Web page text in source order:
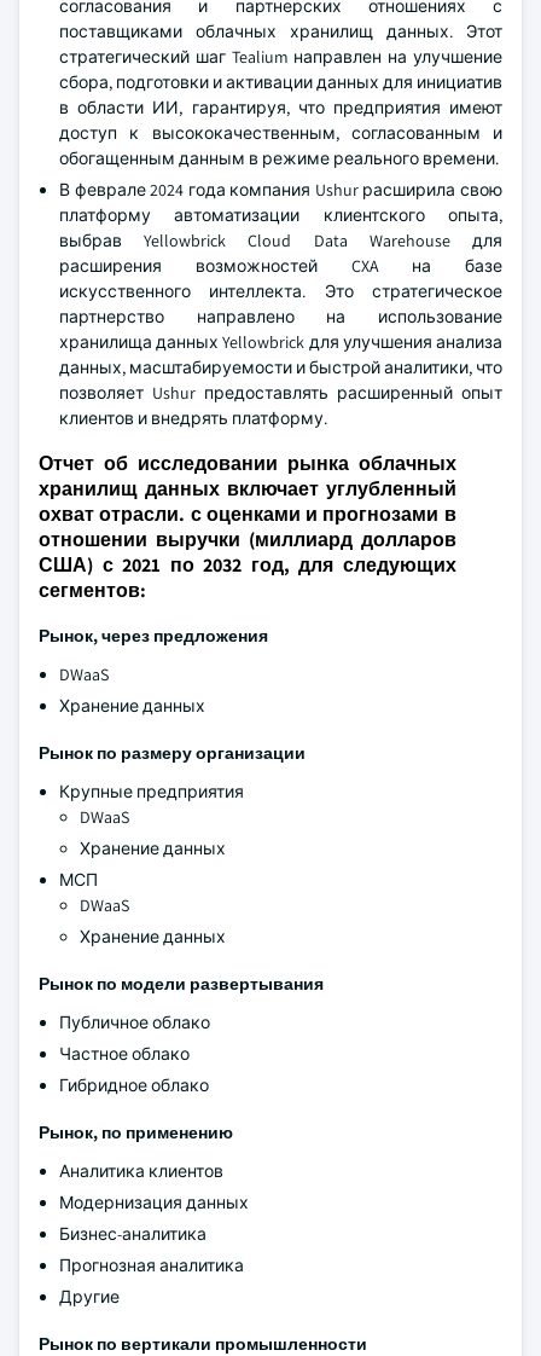
согласования и партнерских отношениях с
поставщиками облачных хранилищ данных. Этот
стратегический шаг Tealium направлен на улучшение
сбора, подготовки и активации данных для инициатив
в области ИИ, гарантируя, что предприятия имеют
доступ к высококачественным, согласованным и
обогащенным данным в режиме реального времени.
В феврале 2024 года компания Ushur расширила свою
платформу автоматизации клиентского опыта,
выбрав Yellowbrick Cloud Data Warehouse для
расширения возможностей CXA на базе
искусственного интеллекта. Это стратегическое
партнерство направлено на использование
хранилища данных Yellowbrick для улучшения анализа
данных, масштабируемости и быстрой аналитики, что
позволяет Ushur предоставлять расширенный опыт
клиентов и внедрять платформу.
Отчет об исследовании рынка облачных
хранилищ данных включает углубленный
охват отрасли. с оценками и прогнозами в
отношении выручки (миллиард долларов
США) с 2021 по 2032 год, для следующих
сегментов:
Рынок, через предложения
DWaaS
Хранение данных
Рынок по размеру организации
Крупные предприятия
DWaaS
Хранение данных
МСП
DWaaS
Хранение данных
Рынок по модели развертывания
Публичное облако
Частное облако
Гибридное облако
Рынок, по применению
Аналитика клиентов
Модернизация данных
Бизнес-аналитика
Прогнозная аналитика
Другие
Рынок по вертикали промышленности